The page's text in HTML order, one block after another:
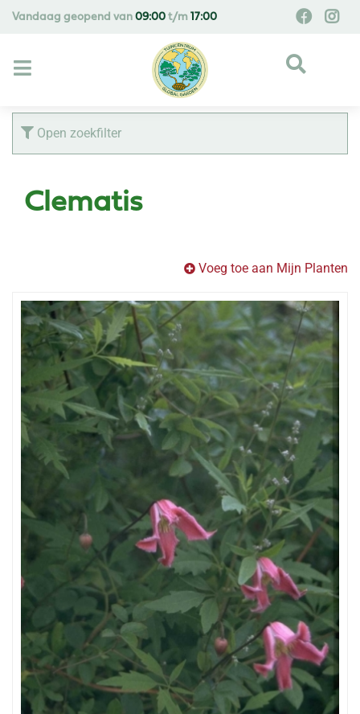
Vandaag geopend van 09:00 t/m 17:00
Open zoekfilter
Clematis
Voeg toe aan Mijn Planten